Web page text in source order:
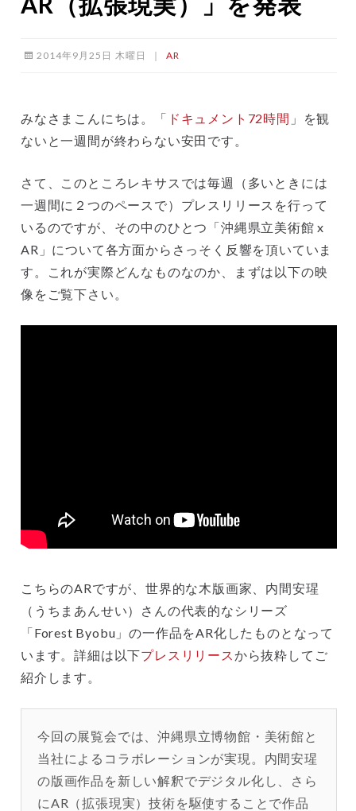
2014年9月25日 木曜日 ｜ AR
みなさまこんにちは。「 ドキュメント72時間 」を観
ないと一週間が終わらない安田です。
さて、このところレキサスでは毎週（多いときには
一週間に２つのペースで）プレスリリースを行って
いるのですが、その中のひとつ「沖縄県立美術館 x
AR」について各方面からさっそく反響を頂いていま
す。これが実際どんなものなのか、まずは以下の映
像をご覧下さい。
こちらのARですが、世界的な木版画家、内間安瑆
（うちまあんせい）さんの代表的なシリーズ
「Forest Byobu」の一作品をAR化したものとなって
います。詳細は以下プレスリリースから抜粋してご
紹介します。
今回の展覧会では、沖縄県立博物館・美術館と
当社によるコラボレーションが実現。内間安瑆
の版画作品を新しい解釈でデジタル化し、さら
にAR（拡張現実）技術を駆使することで作品